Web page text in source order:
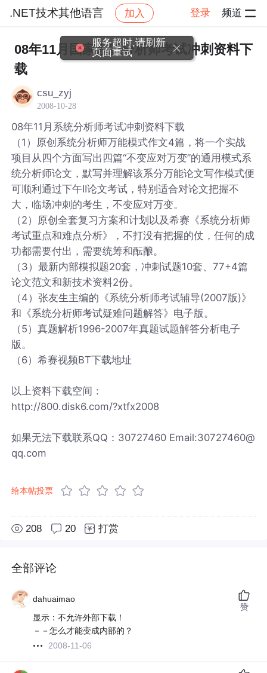
.NET技术其他语言 加入 登录 频道
社区 .NET技术其他语言 帖子详情
08年11月国家系统分析师考试冲刺资料下
载
csu_zyj
2008-10-28
08年11月系统分析师考试冲刺资料下载
（1）原创系统分析师万能模式作文4篇，将一个实战
项目从四个方面写出四篇“不变应对万变”的通用模式系
统分析师论文，默写并理解该系分万能论文写作模式便
可顺利通过下午II论文考试，特别适合对论文把握不
大，临场冲刺的考生，不变应对万变。
（2）原创全套复习方案和计划以及希赛《系统分析师
考试重点和难点分析》，不打没有把握的仗，任何的成
功都需要付出，需要统筹和酝酿。
（3）最新内部模拟题20套，冲刺试题10套、77+4篇
论文范文和新技术资料2份。
（4）张友生主编的《系统分析师考试辅导(2007版)》
和《系统分析师考试疑难问题解答》电子版。
（5）真题解析1996-2007年真题试题解答分析电子
版。
（6）希赛视频BT下载地址
以上资料下载空间：
http://800.disk6.com/?xtfx2008
如果无法下载联系QQ：30727460 Email:30727460@
qq.com
给本帖投票
208 20 打赏
全部评论
dahuaimao
显示：不允许外部下载！
－－怎么才能变成内部的？
2008-11-06
赞
服务超时,请刷新
页面重试